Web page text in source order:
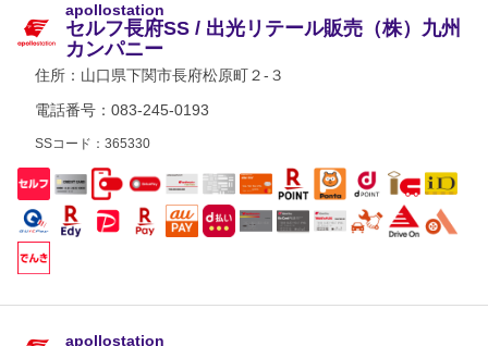
apollostation
セルフ長府SS / 出光リテール販売（株）九州
カンパニー
住所： 山口県下関市長府松原町２-３
電話番号：083-245-0193
SSコード：365330
apollostation